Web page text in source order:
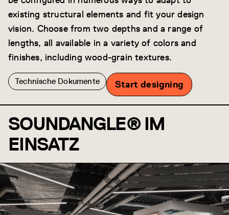
existing structural elements and fit your design
vision. Choose from two depths and a range of
lengths, all available in a variety of colors and
finishes, including wood-grain textures.
Technische Dokumente Start designing
SOUNDANGLE® IM
EINSATZ